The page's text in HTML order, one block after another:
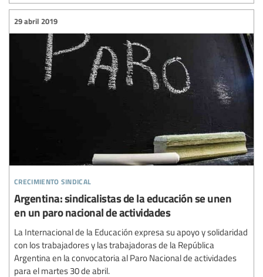
crecimiento sindical
29 abril 2019
Argentina: sindicalistas de la educación se unen
en un paro nacional de actividades
La Internacional de la Educación expresa su apoyo y solidaridad
con los trabajadores y las trabajadoras de la República
Argentina en la convocatoria al Paro Nacional de actividades
para el martes 30 de abril.